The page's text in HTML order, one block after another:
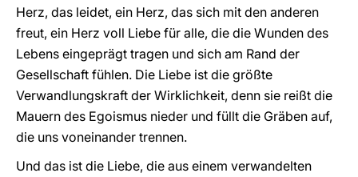
Herz, das leidet, ein Herz, das sich mit den anderen
freut, ein Herz voll Liebe für alle, die die Wunden des
Lebens eingeprägt tragen und sich am Rand der
Gesellschaft fühlen. Die Liebe ist die größte
Verwandlungskraft der Wirklichkeit, denn sie reißt die
Mauern des Egoismus nieder und füllt die Gräben auf,
die uns voneinander trennen.
Und das ist die Liebe, die aus einem verwandelten